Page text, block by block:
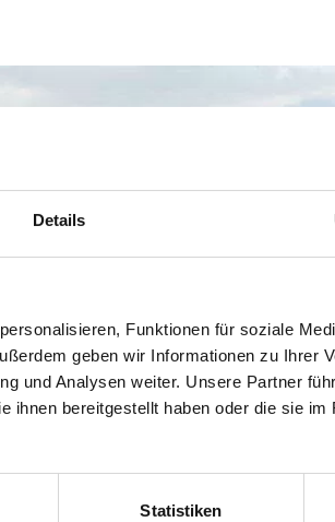
Details
Funktionen für soziale
geben wir Informationen zu Ihrer
und Analysen weiter. Unsere Partner
ihnen bereitgestellt haben oder die sie im
Statistiken